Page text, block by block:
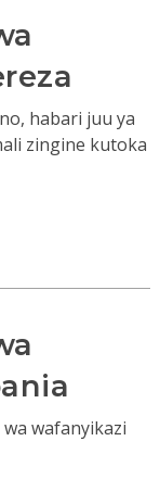
habari juu ya
zingine kutoka
wafanyikazi